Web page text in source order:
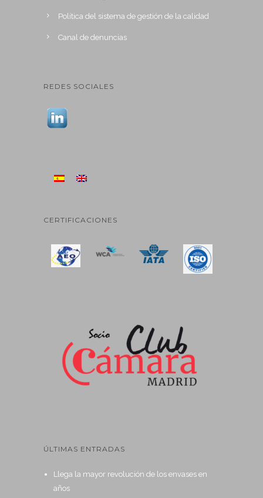
Política del sistema de gestión de la calidad
Canal de denuncias
REDES SOCIALES
CERTIFICACIONES
ÚLTIMAS ENTRADAS
Llega la mayor revolución de los envases en
años